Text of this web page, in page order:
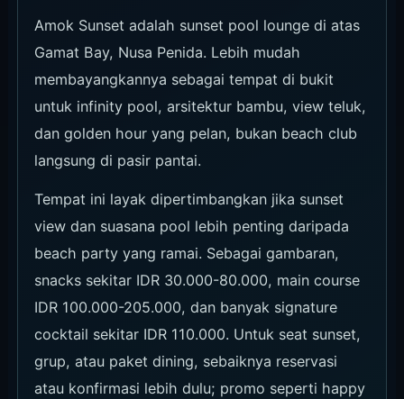
Amok Sunset adalah sunset pool lounge di atas
Gamat Bay, Nusa Penida. Lebih mudah
membayangkannya sebagai tempat di bukit
untuk infinity pool, arsitektur bambu, view teluk,
dan golden hour yang pelan, bukan beach club
langsung di pasir pantai.
Tempat ini layak dipertimbangkan jika sunset
view dan suasana pool lebih penting daripada
beach party yang ramai. Sebagai gambaran,
snacks sekitar IDR 30.000-80.000, main course
IDR 100.000-205.000, dan banyak signature
cocktail sekitar IDR 110.000. Untuk seat sunset,
grup, atau paket dining, sebaiknya reservasi
atau konfirmasi lebih dulu; promo seperti happy